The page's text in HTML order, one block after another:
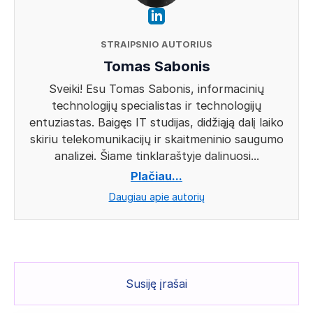
STRAIPSNIO AUTORIUS
Tomas Sabonis
Sveiki! Esu Tomas Sabonis, informacinių
technologijų specialistas ir technologijų
entuziastas. Baigęs IT studijas, didžiąją dalį laiko
skiriu telekomunikacijų ir skaitmeninio saugumo
analizei. Šiame tinklaraštyje dalinuosi...
Plačiau...
Daugiau apie autorių
Susiję įrašai